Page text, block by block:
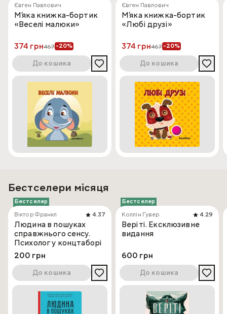
Євген Павлович
Мʼяка книжка-бортик
«Веселі малюки»
374 грн467-20%
До кошика
Євген Павлович
Мʼяка книжка-бортик
«Любі друзі»
374 грн467-20%
До кошика
Бестселери місяця
Бестселер
Віктор Франкл
4.37
Людина в пошуках
справжнього сенсу.
Психолог у концтаборі
200 грн
До кошика
Бестселер
Коллін Гувер
4.29
Веріті. Ексклюзивне
видання
600 грн
До кошика